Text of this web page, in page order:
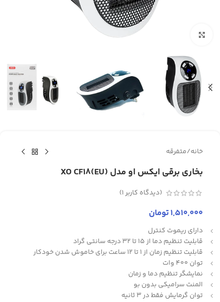
برای بزرگنمایی کلیک کنید
خانه/متفرقه
بخاری برقی ایکس او مدل XO CF18(EU)
(دیدگاه کاربر1
)
1,510,000تومان
دارای ریموت کنترل
قابلیت تنظیم دما از 15 تا 32 درجه سانتی گراد
قابلیت تنظیم زمان از 1 تا 12 ساعت برای خاموش شدن خودکار
توان 400 وات
نمایشگر تنظیم دما و زمان
المنت سرامیکی بدون بو
توان گرمایش فقط در 3 ثانیه